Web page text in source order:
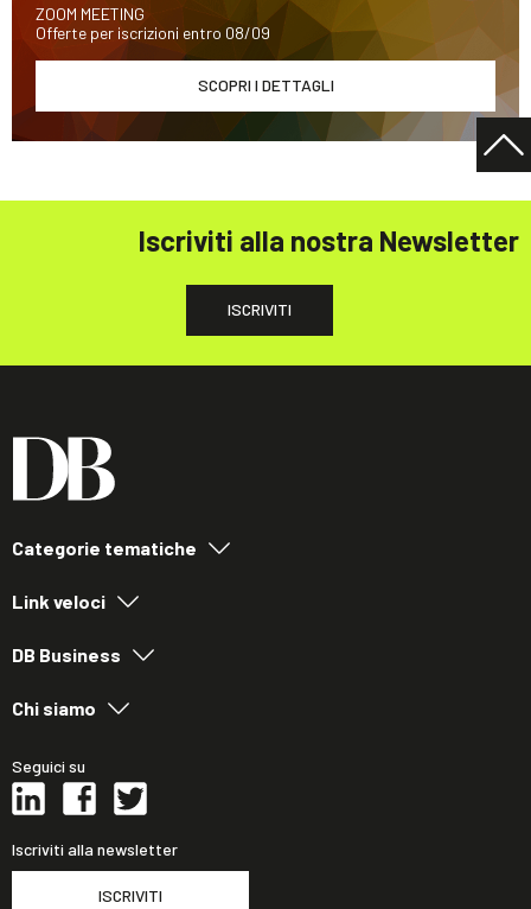
ZOOM MEETING
Offerte per iscrizioni entro 08/09
SCOPRI I DETTAGLI
Iscriviti alla nostra Newsletter
ISCRIVITI
Categorie tematiche
Link veloci
DB Business
Chi siamo
Seguici su
Iscriviti alla newsletter
ISCRIVITI